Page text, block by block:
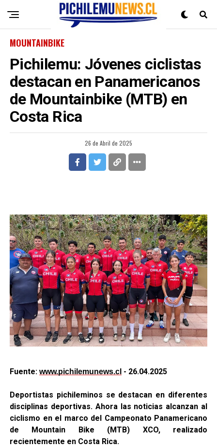
MOUNTAINBIKE
Pichilemu: Jóvenes ciclistas
destacan en Panamericanos
de Mountainbike (MTB) en
Costa Rica
26 de Abril de 2025
Fuente: www.pichilemunews.cl - 26.04.2025
Deportistas pichileminos se destacan en diferentes
disciplinas deportivas. Ahora las noticias alcanzan al
ciclismo en el marco del Campeonato Panamericano
de Mountain Bike (MTB) XCO, realizado
recientemente en Costa Rica.